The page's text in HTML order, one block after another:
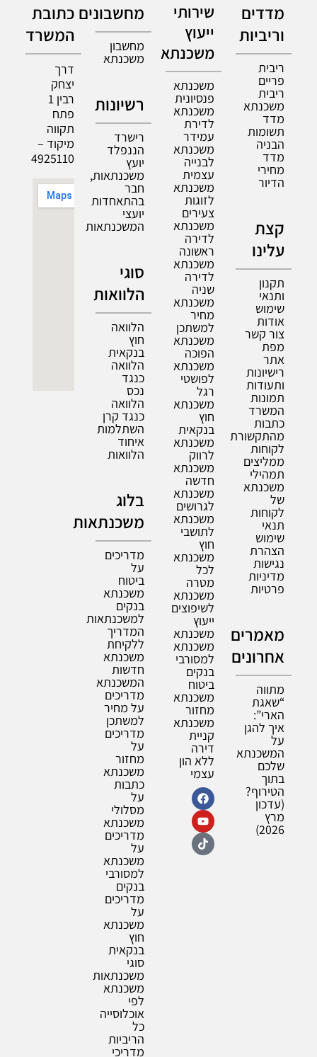
מדדים
וריביות
ריבית
פריים
ריבית
משכנתא
מדד
תשומות
הבניה
מדד
מחירי
הדיור
קצת
עלינו
תקנון
ותנאי
שימוש
אודות
צור קשר
מפת
אתר
רישיונות
ותעודות
תמונות
המשרד
כתבות
מהתקשורת
לקוחות
ממליצים
תמהילי
משכנתא
של
לקוחות
תנאי
שימוש
הצהרת
נגישות
מדיניות
פרטיות
מאמרים
אחרונים
מתווה
“שאגת
הארי”:
איך להגן
על
המשכנתא
שלכם
בתוך
הטירוף?
(עדכון
מרץ
2026)
שירותי
ייעוץ
משכנתא
משכנתא
פנסיונית
משכנתא
לדירת
עמידר
משכנתא
לבנייה
עצמית
משכנתא
לזוגות
צעירים
משכנתא
לדירה
ראשונה
משכנתא
לדירה
שניה
משכנתא
מחיר
למשתכן
משכנתא
הפוכה
משכנתא
לפושטי
רגל
משכנתא
חוץ
בנקאית
משכנתא
לרווק
משכנתא
חדשה
משכנתא
לגרושים
משכנתא
לתושבי
חוץ
משכנתא
לכל
מטרה
משכנתא
לשיפוצים
ייעוץ
משכנתא
משכנתא
למסורבי
בנקים
ביטוח
משכנתא
מחזור
משכנתא
קניית
דירה
ללא הון
עצמי
מחשבונים
מחשבון
משכנתא
רשיונות
רישרד
הננפלד
יועץ
משכנתאות,
חבר
בהתאחדות
יועצי
המשכנתאות
סוגי
הלוואות
הלוואה
חוץ
בנקאית
הלוואה
כנגד
נכס
הלוואה
כנגד קרן
השתלמות
איחוד
הלוואות
בלוג
משכנתאות
מדריכים
על
ביטוח
משכנתא
בנקים
למשכנתאות
המדריך
ללקיחת
משכנתא
חדשות
המשכנתא
מדריכים
על מחיר
למשתכן
מדריכים
על
מחזור
משכנתא
כתבות
על
מסלולי
משכנתא
מדריכים
על
משכנתא
למסורבי
בנקים
מדריכים
על
משכנתא
חוץ
בנקאית
סוגי
משכנתאות
משכנתא
לפי
אוכלוסייה
כל
הריביות
מדריכי
כתובת
המשרד
דרך
יצחק
רבין 1
פתח
תקווה
מיקוד –
4925110